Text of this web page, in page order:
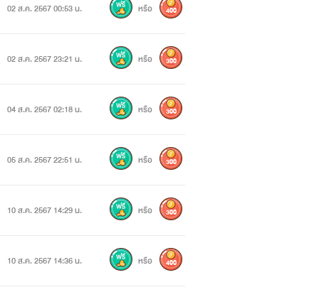
02 ส.ค. 2567 00:53 น. หรือ 400
02 ส.ค. 2567 23:21 น. หรือ 300
04 ส.ค. 2567 02:18 น. หรือ 300
05 ส.ค. 2567 22:51 น. หรือ 300
10 ส.ค. 2567 14:29 น. หรือ 300
10 ส.ค. 2567 14:36 น. หรือ 400